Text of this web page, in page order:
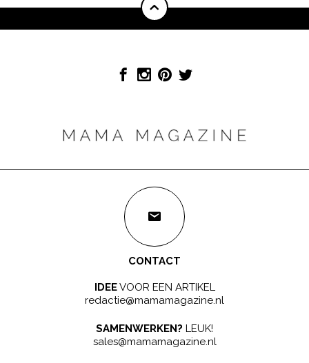
CONTACT
IDEEVOOR EEN ARTIKEL
redactie@mamamagazine.nl
SAMENWERKEN? LEUK!
sales@mamamagazine.nl